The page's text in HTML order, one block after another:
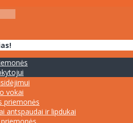
vokai
priemonės
antspaudai ir lipdukai